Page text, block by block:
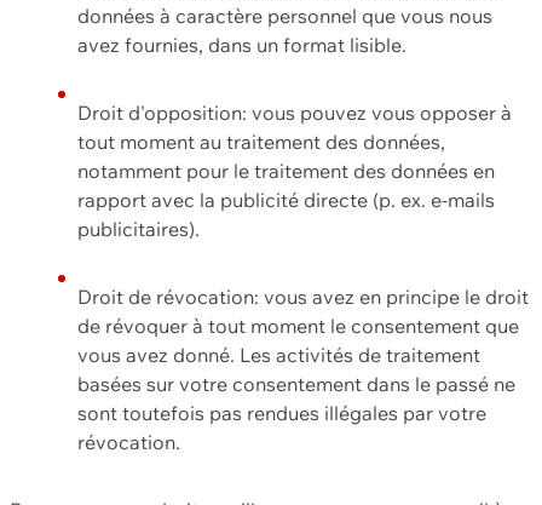
données à caractère personnel que vous nous
avez fournies, dans un format lisible.
Droit d'opposition: vous pouvez vous opposer à
tout moment au traitement des données,
notamment pour le traitement des données en
rapport avec la publicité directe (p. ex. e-mails
publicitaires).
Droit de révocation: vous avez en principe le droit
de révoquer à tout moment le consentement que
vous avez donné. Les activités de traitement
basées sur votre consentement dans le passé ne
sont toutefois pas rendues illégales par votre
révocation.